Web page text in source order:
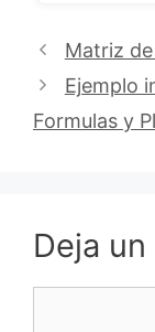
Matriz
Ejemplo
Formulas y
Deja